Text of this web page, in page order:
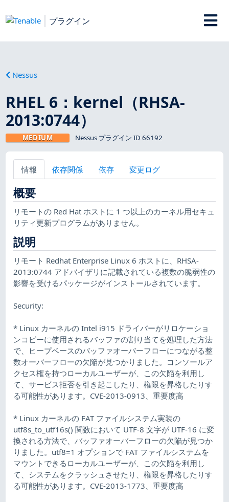
プラグイン
Nessus
RHEL 6：kernel（RHSA-
2013:0744）
MEDIUM Nessus プラグイン ID 66192
情報 依存関係 依存 変更ログ
概要
リモートの Red Hat ホストに 1 つ以上のカーネル用セキュ
リティ更新プログラムがありません。
説明
リモート Redhat Enterprise Linux 6 ホストに、RHSA-
2013:0744 アドバイザリに記載されている複数の脆弱性の
影響を受けるパッケージがインストールされています。
Security:
* Linux カーネルの Intel i915 ドライバーがリロケーショ
ンコピーに使用されるバッファの割り当てを処理した方法
で、ヒープベースのバッファオーバーフローにつながる整
数オーバーフローの欠陥が見つかりました。コンソールア
クセス権を持つローカルユーザーが、この欠陥を利用し
て、サービス拒否を引き起こしたり、権限を昇格したりす
る可能性があります。CVE-2013-0913、重要度高
* Linux カーネルの FAT ファイルシステム実装の
utf8s_to_utf16s() 関数において UTF-8 文字が UTF-16 に変
換される方法で、バッファオーバーフローの欠陥が見つか
りました。utf8=1 オプションで FAT ファイルシステムを
マウントできるローカルユーザーが、この欠陥を利用し
て、システムをクラッシュさせたり、権限を昇格したりす
る可能性があります。CVE-2013-1773、重要度高